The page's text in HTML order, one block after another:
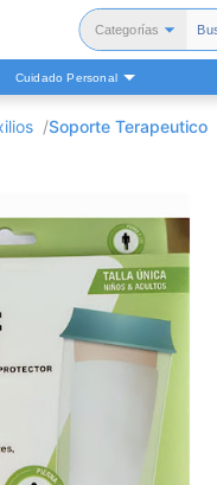
Categorías
Todas
Belleza
Alimentos y Bebidas
Hogar Mascota y Otros
Cuidado Personal
Soporte Terapeutico